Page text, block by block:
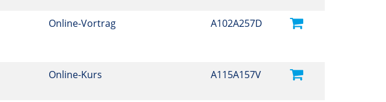
Online-Vortrag A102A257D
Online-Kurs A115A157V